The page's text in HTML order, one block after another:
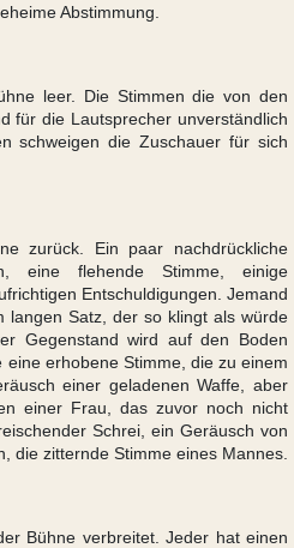
Abstimmung.
leer. Die Stimmen die von den
für die Lautsprecher unverständlich
schweigen die Zuschauer für sich
zurück. Ein paar nachdrückliche
eine flehende Stimme, einige
Entschuldigungen. Jemand
langen Satz, der so klingt als würde
Gegenstand wird auf den Boden
erhobene Stimme, die zu einem
einer geladenen Waffe, aber
einer Frau, das zuvor noch nicht
Schrei, ein Geräusch von
die zitternde Stimme eines Mannes.
Bühne verbreitet. Jeder hat einen